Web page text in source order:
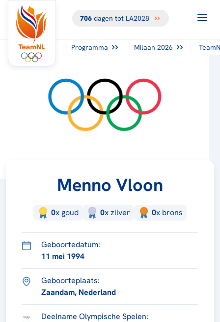
706dagen tot LA2028
Programma Milaan 2026
Menno Vloon
0x goud 0xzilver 0x brons
Geboortedatum:
11 mei 1994
Geboorteplaats:
Zaandam, Nederland
Deelname Olympische Spelen: